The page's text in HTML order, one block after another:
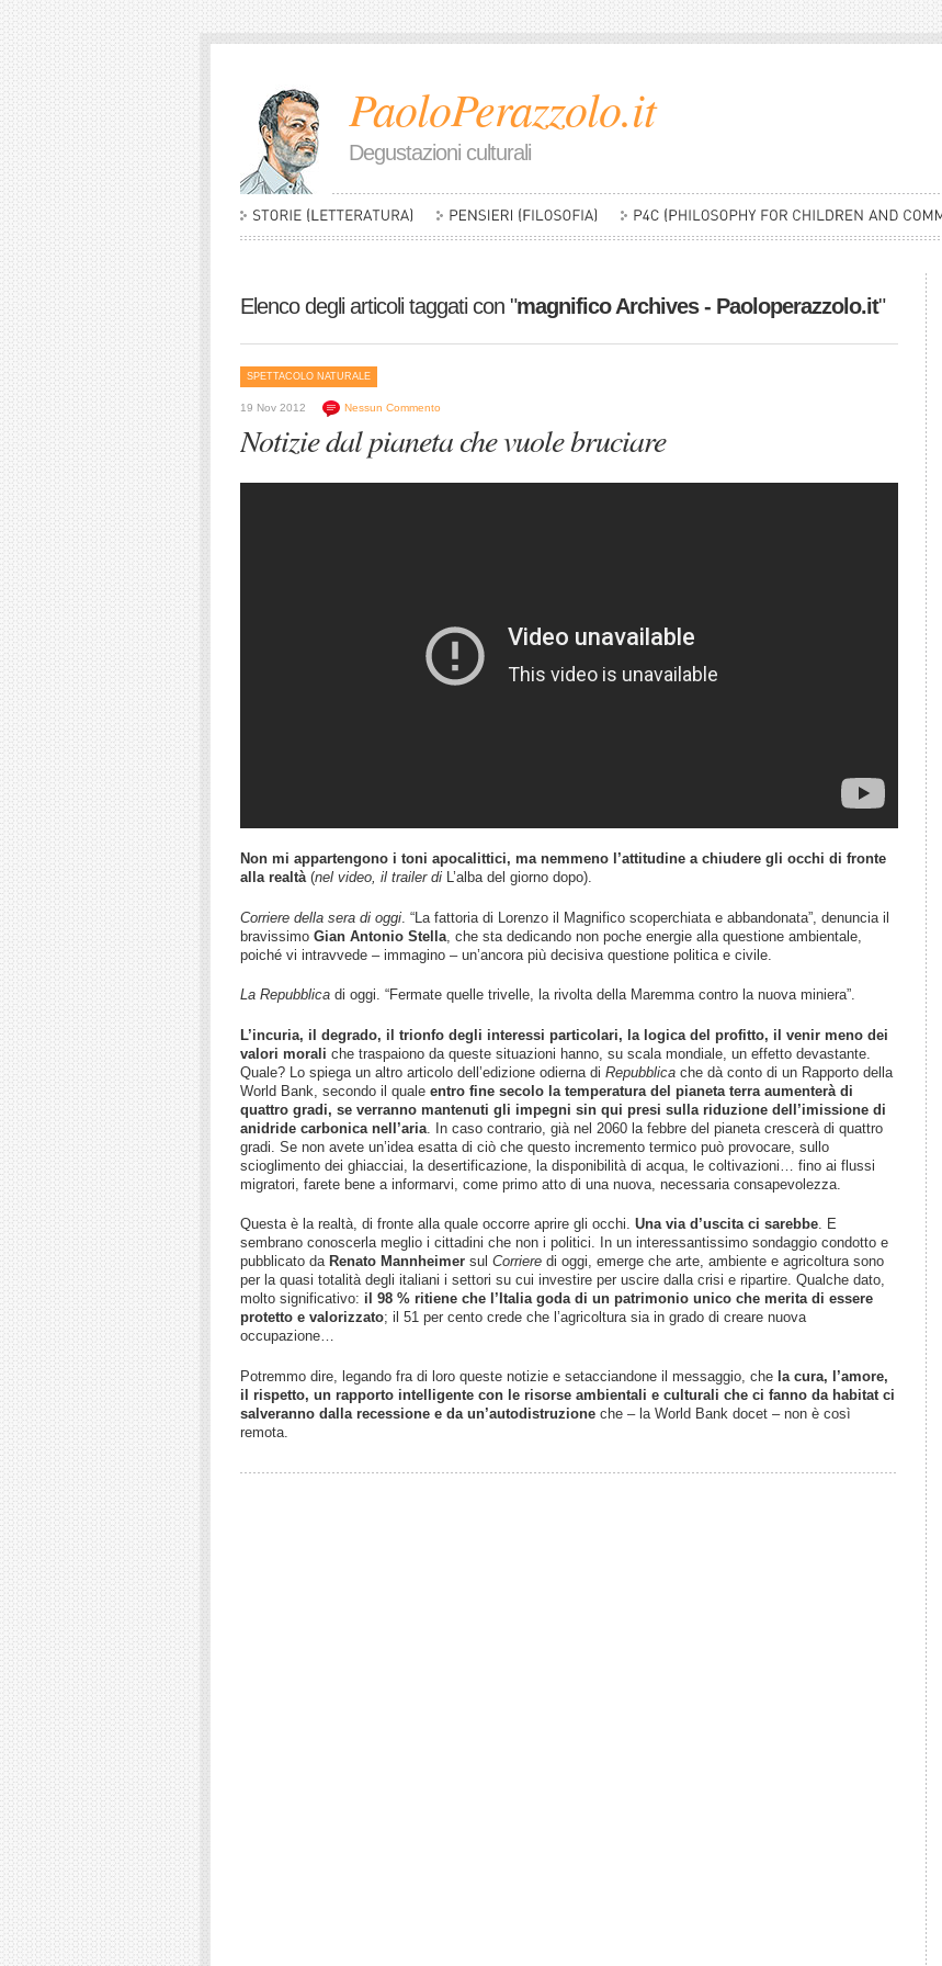
PaoloPerazzolo.it
Degustazioni culturali
Elenco degli articoli taggati con "magnifico Archives - Paoloperazzolo.it"
SPETTACOLO NATURALE
19 Nov 2012 Nessun Commento
Notizie dal pianeta che vuole bruciare
Non mi appartengono i toni apocalittici, ma nemmeno l’attitudine a chiudere gli occhi di fronte
alla realtà(nel video, il trailer di L’alba del giorno dopo).
Corriere della sera di oggi . “La fattoria di Lorenzo il Magnifico scoperchiata e abbandonata”, denuncia il
bravissimo Gian Antonio Stella , che sta dedicando non poche energie alla questione ambientale,
poiché vi intravvede – immagino – un’ancora più decisiva questione politica e civile.
La Repubblica di oggi. “Fermate quelle trivelle, la rivolta della Maremma contro la nuova miniera”.
L’incuria, il degrado, il trionfo degli interessi particolari, la logica del profitto, il venir meno dei
valori morali che traspaiono da queste situazioni hanno, su scala mondiale, un effetto devastante.
Quale? Lo spiega un altro articolo dell’edizione odierna di Repubblica che dà conto di un Rapporto della
World Bank, secondo il quale entro fine secolo la temperatura del pianeta terra aumenterà di
quattro gradi, se verranno mantenuti gli impegni sin qui presi sulla riduzione dell’imissione di
anidride carbonica nell’aria . In caso contrario, già nel 2060 la febbre del pianeta crescerà di quattro
gradi. Se non avete un’idea esatta di ciò che questo incremento termico può provocare, sullo
scioglimento dei ghiacciai, la desertificazione, la disponibilità di acqua, le coltivazioni… fino ai flussi
migratori, farete bene a informarvi, come primo atto di una nuova, necessaria consapevolezza.
Questa è la realtà, di fronte alla quale occorre aprire gli occhi. Una via d’uscita ci sarebbe. E
sembrano conoscerla meglio i cittadini che non i politici. In un interessantissimo sondaggio condotto e
pubblicato da Renato Mannheimer sul Corriere di oggi, emerge che arte, ambiente e agricoltura sono
per la quasi totalità degli italiani i settori su cui investire per uscire dalla crisi e ripartire. Qualche dato,
molto significativo: il 98 % ritiene che l’Italia goda di un patrimonio unico che merita di essere
protetto e valorizzato; il 51 per cento crede che l’agricoltura sia in grado di creare nuova
occupazione…
Potremmo dire, legando fra di loro queste notizie e setacciandone il messaggio, che la cura, l’amore,
il rispetto, un rapporto intelligente con le risorse ambientali e culturali che ci fanno da habitat ci
salveranno dalla recessione e da un’autodistruzione che – la World Bank docet – non è così
remota.